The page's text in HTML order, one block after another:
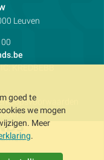
Contactpersoon:
Leuven
KREDBEBB
goed te
we mogen
Meer
.